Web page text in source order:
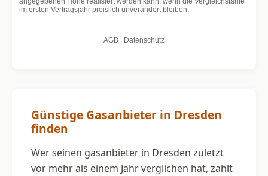
Günstige Gasanbieter in Dresden
finden
Wer seinen gasanbieter in Dresden zuletzt
vor mehr als einem Jahr verglichen hat, zahlt